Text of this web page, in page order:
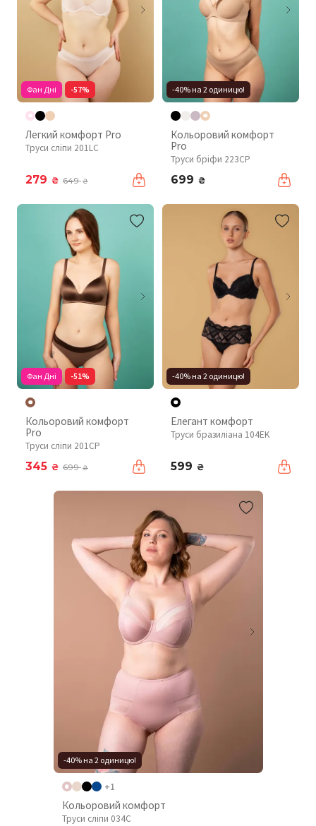
Фан Дні -57%
Легкий комфорт Pro
Труси сліпи 201LC
279 ₴ 649₴
-40% на 2 одиницю!
Кольоровий комфорт
Pro
Труси бріфи 223CP
699 ₴
Фан Дні -51%
Кольоровий комфорт
Pro
Труси сліпи 201CP
345 ₴ 699₴
-40% на 2 одиницю!
Елегант комфорт
Труси бразиліана 104EK
599 ₴
-40% на 2 одиницю!
+1
Кольоровий комфорт
Труси сліпи 034C